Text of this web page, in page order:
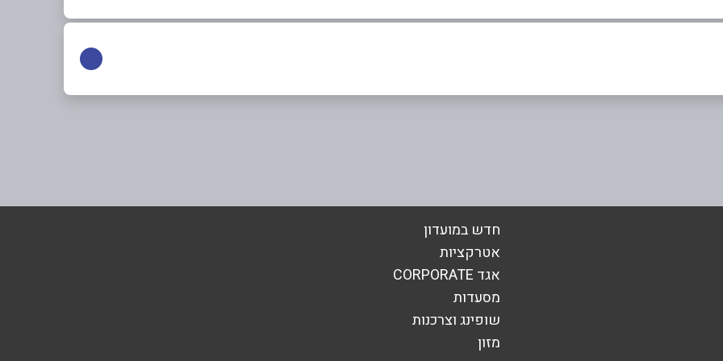
אימייל*
חדש במועדון
אטרקציות
אגד CORPORATE
מסעדות
שופינג וצרכנות
מזון